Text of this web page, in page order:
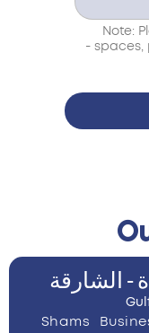
Note:
spaces, plus(+) and special characters -
- الشارقة
Shams